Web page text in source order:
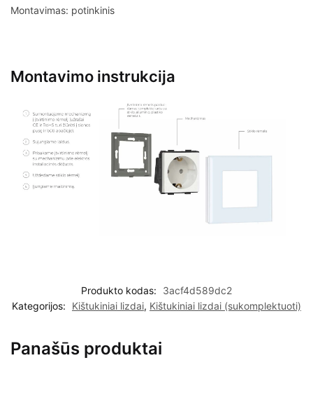
Montavimas: potinkinis
Montavimo instrukcija
Produkto kodas:
3acf4d589dc2
Kategorijos:
Kištukiniai lizdai, Kištukiniai lizdai (sukomplektuoti)
Panašūs produktai